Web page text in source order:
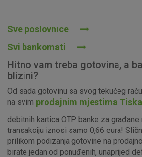
Sve poslovnice
Svi bankomati
Hitno vam treba gotovina, a
blizini?
Od sada gotovinu sa svog tekućeg
na svim prodajnim mjestima Tiska
debitnih kartica OTP banke za građane
transakciju iznosi samo 0,66 eura!
prilikom podizanja gotovine na
birate jedan od ponuđenih, unaprijed
Ovi kolačići nužni su za funkcioniranje
postavljaju kao odgovor na vaše radnje
za uslugama, kao što su postavke
o njima, ali u tom slučaju neki dijelovi
kolačići ne pohranjuju nikakve
identificirati.